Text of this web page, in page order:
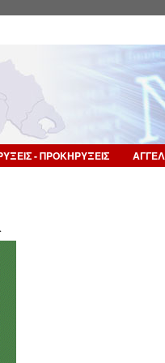
- ΠΡΟΚΗΡΥΞΕΙΣ